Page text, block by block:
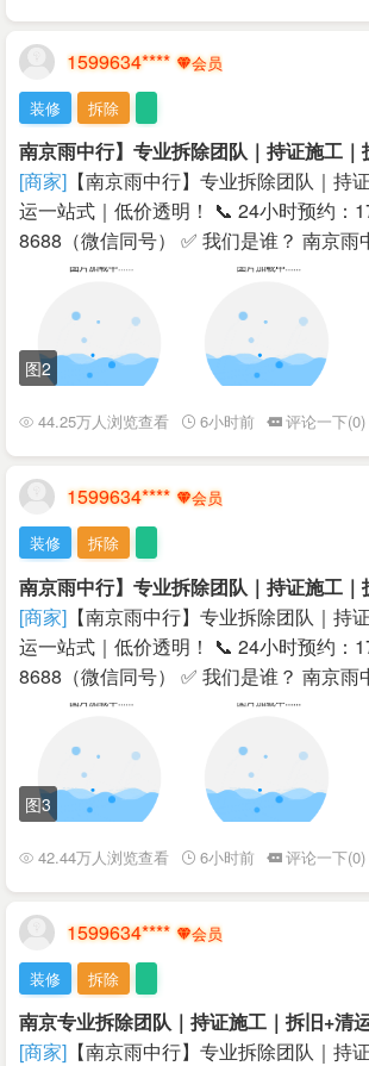
1599634****
装修 拆除
[商家] 【南京雨中行】专业拆除团队｜持
运一站式｜低价透明！ 📞 24小时预约：
8688（微信同号） ✅ 我们是谁？ 南京
图2
44.25万人浏览查看 6小时前 评论一下(0)
1599634****
装修 拆除
[商家] 【南京雨中行】专业拆除团队｜持
运一站式｜低价透明！ 📞 24小时预约：
8688（微信同号） ✅ 我们是谁？ 南京
图3
42.44万人浏览查看 6小时前 评论一下(0)
1599634****
装修 拆除
[商家] 【南京雨中行】专业拆除团队｜持